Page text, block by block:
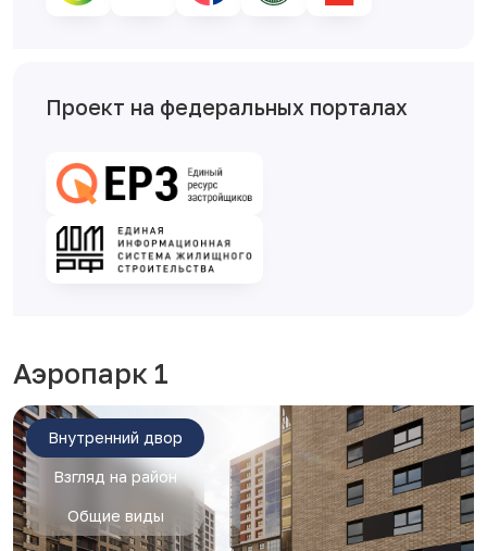
Проект на федеральных порталах
Аэропарк 1
Внутренний двор
Взгляд на район
Общие виды